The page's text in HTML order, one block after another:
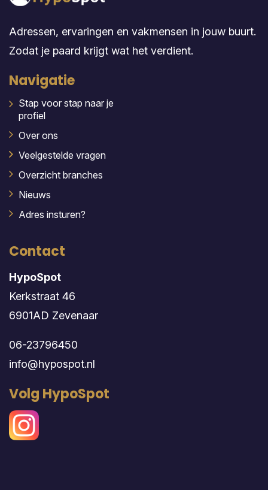
Adressen, ervaringen en vakmensen in jouw buurt.
Zodat je paard krijgt wat het verdient.
Navigatie
Stap voor stap naar je
profiel
Over ons
Veelgestelde vragen
Overzicht branches
Nieuws
Adres insturen?
Contact
HypoSpot
Kerkstraat 46
6901AD Zevenaar
06-23796450
info@hypospot.nl
Volg HypoSpot